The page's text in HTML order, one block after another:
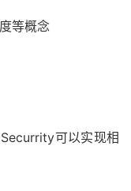
等概念
可以实现相